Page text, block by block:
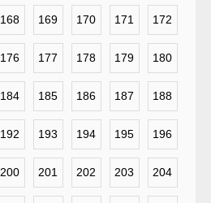
168 169 170 171 172
176 177 178 179 180
184 185 186 187 188
192 193 194 195 196
200 201 202 203 204